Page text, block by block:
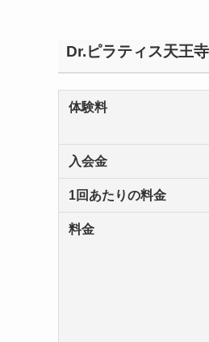
Dr.ピラティス天王
体験料
入会金
1回あたりの料金
料金